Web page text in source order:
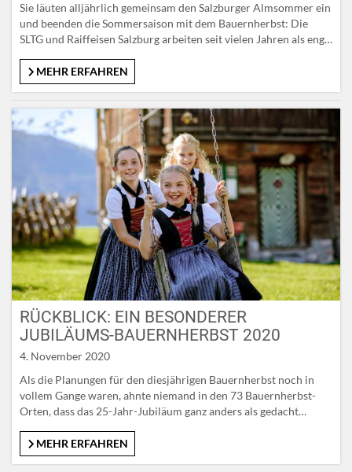
Sie läuten alljährlich gemeinsam den Salzburger Almsommer ein
und beenden die Sommersaison mit dem Bauernherbst: Die
SLTG und Raiffeisen Salzburg arbeiten seit vielen Jahren als enge
Traditionsbewusstsein, der Regionalitätsgedanke und die
Verbundenheit mit der Salzburger Bevölkerung. Perfekter
Austausch und das enge Zusammenwirken…
MEHR ERFAHREN
RÜCKBLICK: EIN BESONDERER
JUBILÄUMS-BAUERNHERBST 2020
4. November 2020
Als die Planungen für den diesjährigen Bauernherbst noch in
vollem Gange waren, ahnte niemand in den 73 Bauernherbst-
Orten, dass das 25-Jahr-Jubiläum ganz anders als gedacht
Eröffnungsfestes, einer Jubiläumswoche oder festlichen
Umzügen. Die besonderen Umstände, die uns nun schon so viele
MEHR ERFAHREN